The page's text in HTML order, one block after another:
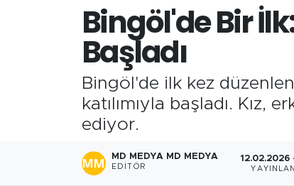
Bingöl'de Bir
Başladı
Bingöl'de ilk kez
katılımıyla başladı. Kız,
ediyor.
MD MEDYA MD MEDYA
EDITÖR
12.02.2026 -
Karlıova
Adaklı-Kiğı
Yayladere-Yedisu
MD Prestij Dergisi
Merkez Trafik Yoğunluk Haritası
Süper Lig Puan Durumu ve Fikstür
Tüm Manşetler
Son Dakika Haberleri
Haber Arşivi